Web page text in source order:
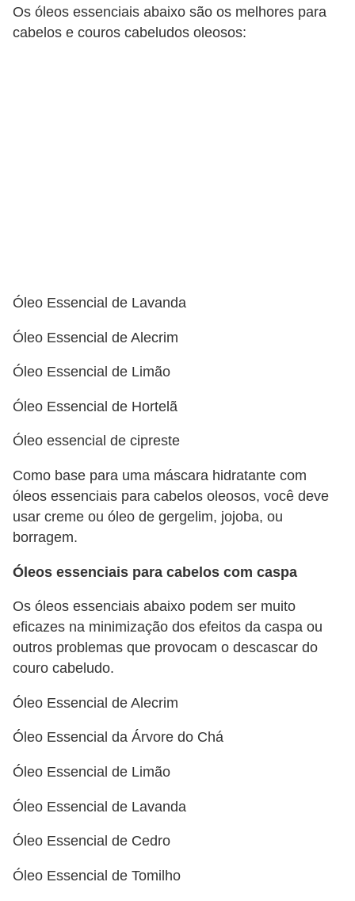
Os óleos essenciais abaixo são os melhores para
cabelos e couros cabeludos oleosos:
Óleo Essencial de Lavanda
Óleo Essencial de Alecrim
Óleo Essencial de Limão
Óleo Essencial de Hortelã
Óleo essencial de cipreste
Como base para uma máscara hidratante com
óleos essenciais para cabelos oleosos, você deve
usar creme ou óleo de gergelim, jojoba, ou
borragem.
Óleos essenciais para cabelos com caspa
Os óleos essenciais abaixo podem ser muito
eficazes na minimização dos efeitos da caspa ou
outros problemas que provocam o descascar do
couro cabeludo.
Óleo Essencial de Alecrim
Óleo Essencial da Árvore do Chá
Óleo Essencial de Limão
Óleo Essencial de Lavanda
Óleo Essencial de Cedro
Óleo Essencial de Tomilho